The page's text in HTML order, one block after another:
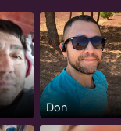
Don